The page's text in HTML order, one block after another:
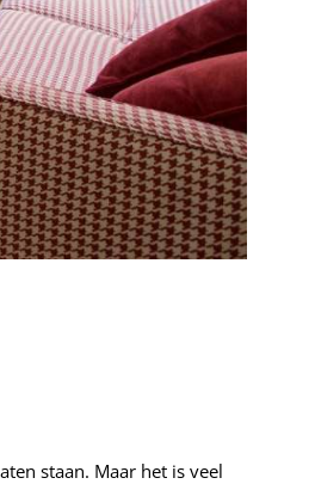
staan. Maar het is veel